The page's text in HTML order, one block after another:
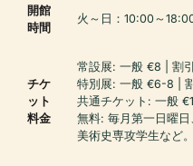
開館
時間
火～日：10:00～
チケ
ット
料金
常設展: 一般 €8 | 割
特別展: 一般 €6-8 |
共通チケット: 一般
無料: 毎月第一日曜日
美術史専攻学生など。